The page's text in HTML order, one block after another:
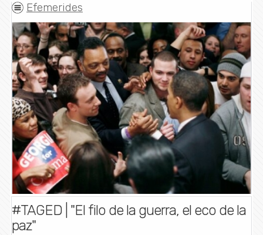
Efemerides
#TAGED | "El filo de la guerra, el eco de la
paz"